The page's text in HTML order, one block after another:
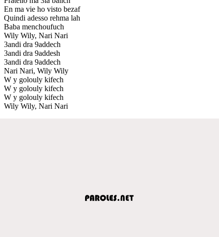
En ma vie ho visto bezaf
Quindi adesso rehma lah
Baba menchoufuch
Wily Wily, Nari Nari
3andi dra 9addech
3andi dra 9addesh
3andi dra 9addech
Nari Nari, Wily Wily
W y golouly kifech
W y golouly kifech
W y golouly kifech
Wily Wily, Nari Nari